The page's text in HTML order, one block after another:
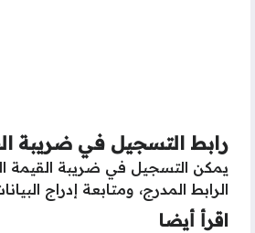
رابط التسجيل في ضريبة
يمكن التسجيل في ضريبة القيمة
الرابط المدرج، ومتابعة إدراج
اقرأ أيضا